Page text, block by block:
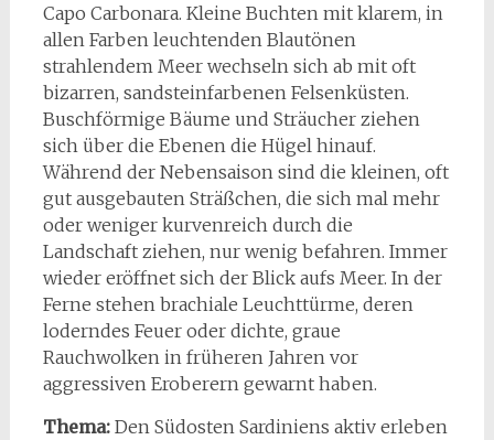
Capo Carbonara. Kleine Buchten mit klarem, in
allen Farben leuchtenden Blautönen
strahlendem Meer wechseln sich ab mit oft
bizarren, sandsteinfarbenen Felsenküsten.
Buschförmige Bäume und Sträucher ziehen
sich über die Ebenen die Hügel hinauf.
Während der Nebensaison sind die kleinen, oft
gut ausgebauten Sträßchen, die sich mal mehr
oder weniger kurvenreich durch die
Landschaft ziehen, nur wenig befahren. Immer
wieder eröffnet sich der Blick aufs Meer. In der
Ferne stehen brachiale Leuchttürme, deren
loderndes Feuer oder dichte, graue
Rauchwolken in früheren Jahren vor
aggressiven Eroberern gewarnt haben.
Thema: Den Südosten Sardiniens aktiv erleben